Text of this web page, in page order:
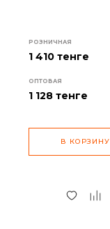
РОЗНИЧНАЯ
1 410 тенге
ОПТОВАЯ
1 128 тенге
В КОРЗИНУ